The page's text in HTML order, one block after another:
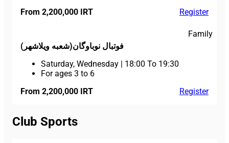
From 2,200,000 IRT
Register
Family
فوتبال نوباوگان(شعبه ویلاشهر)
Saturday, Wednesday | 18:00 To 19:30
For ages 3 to 6
From 2,200,000 IRT
Register
Club Sports